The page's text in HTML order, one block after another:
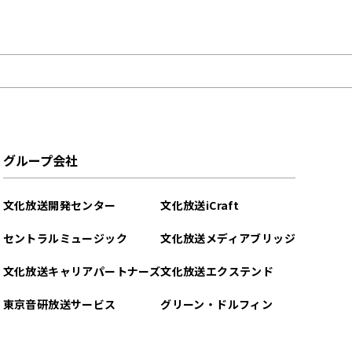
グループ会社
文化放送開発センター
セントラルミュージック
文化放送キャリアパートナーズ
東京音研放送サービス
文化放送iCraft
文化放送メディアブリッジ
文化放送エクステンド
グリーン・ドルフィン